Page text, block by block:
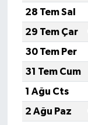
28 Tem Sal
29 Tem Çar
30 Tem Per
31 Tem Cum
1 Ağu Cts
2 Ağu Paz